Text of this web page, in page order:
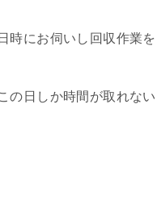
時にお伺いし回収作業
の日しか時間が取れな